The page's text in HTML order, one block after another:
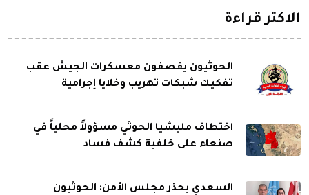
الاكثر قراءة
الحوثيون يقصفون معسكرات الجيش عقب
تفكيك شبكات تهريب وخلايا إجرامية
اختطاف مليشيا الحوثي مسؤولاً محلياً في
صنعاء على خلفية كشف فساد
السعدي يحذر مجلس الأمن: الحوثيون